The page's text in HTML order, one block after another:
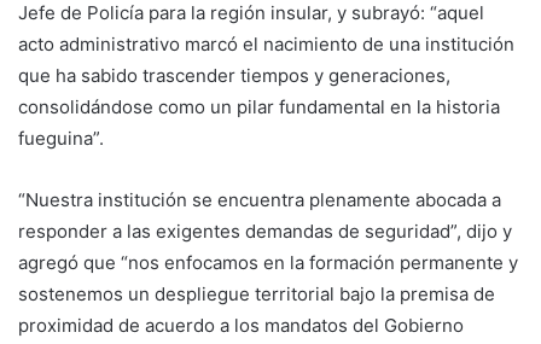
Jefe de Policía para la región insular, y subrayó: “aquel
acto administrativo marcó el nacimiento de una institución
que ha sabido trascender tiempos y generaciones,
consolidándose como un pilar fundamental en la historia
fueguina”.
“Nuestra institución se encuentra plenamente abocada a
responder a las exigentes demandas de seguridad”, dijo y
agregó que “nos enfocamos en la formación permanente y
sostenemos un despliegue territorial bajo la premisa de
proximidad de acuerdo a los mandatos del Gobierno